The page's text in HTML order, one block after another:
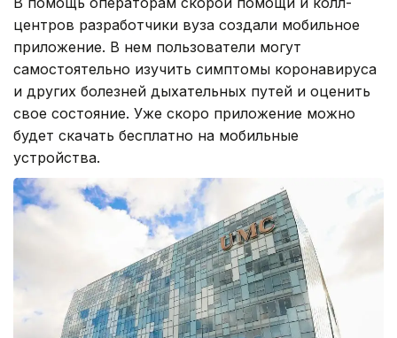
центров разработчики вуза создали мобильное
приложение. В нем пользователи могут
самостоятельно изучить симптомы коронавируса
и других болезней дыхательных путей и оценить
свое состояние. Уже скоро приложение можно
будет скачать бесплатно на мобильные
устройства.